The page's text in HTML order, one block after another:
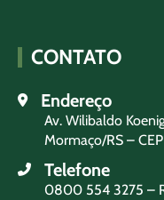
CONTATO
Endereço
Av. Wilibaldo
Mormaço/RS –
Telefone
0800 554 3275 –